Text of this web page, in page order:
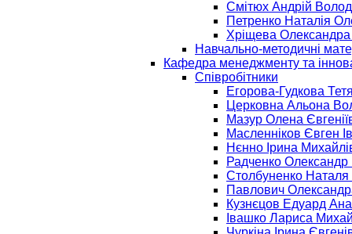
Смітюх Андрій
Петренко Наталія
Хріщева Олександра
Навчально-методичні
Кафедра менеджменту та
Співробітники
Егорова-Гудкова
Церковна Альона
Мазур Олена
Масленніков Євген
Нєнно Ірина
Радченко Олександр
Столбуненко Наталя
Павлович
Кузнєцов Едуард
Івашко Лариса